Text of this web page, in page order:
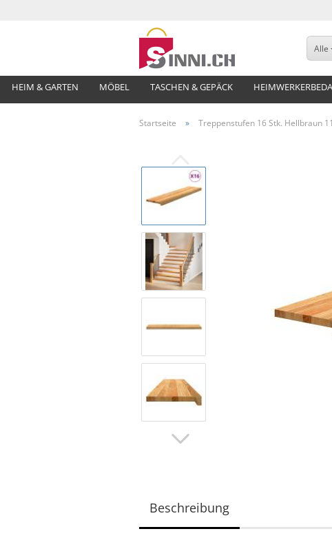
Alle
HEIM & GARTEN MÖBEL TASCHEN & GEPÄCK
Startseite »
Treppenstufen 16 Stk. Hellbraun
Beschreibung